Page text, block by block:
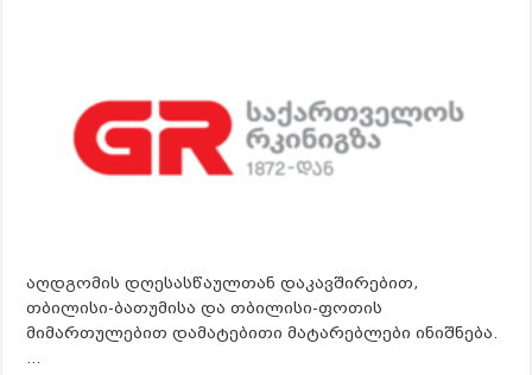
აღდგომის დღესასწაულთან დაკავშირებით,
თბილისი-ბათუმისა და თბილისი-ფოთის
მიმართულებით დამატებითი მატარებლები ინიშნება.
…